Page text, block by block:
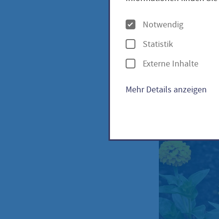
Zinnie
O
p
t
i
o
n
Notwendig
Statistik
Externe Inhalte
Mehr Details anzeigen